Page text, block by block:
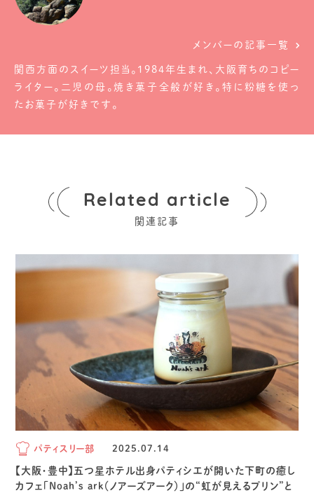
メンバーの記事一覧
関西方面のスイーツ担当。1984年生まれ、大阪育ちのコピー
ライター。二児の母。焼き菓子全般が好き。特に粉糖を使っ
たお菓子が好きです。
Related article
関連記事
パティスリー部 2025.07.14
【大阪・豊中】五つ星ホテル出身パティシエが開いた下町の癒し
カフェ「Noah’s ark（ノアーズアーク）」の“虹が見えるプリン”と